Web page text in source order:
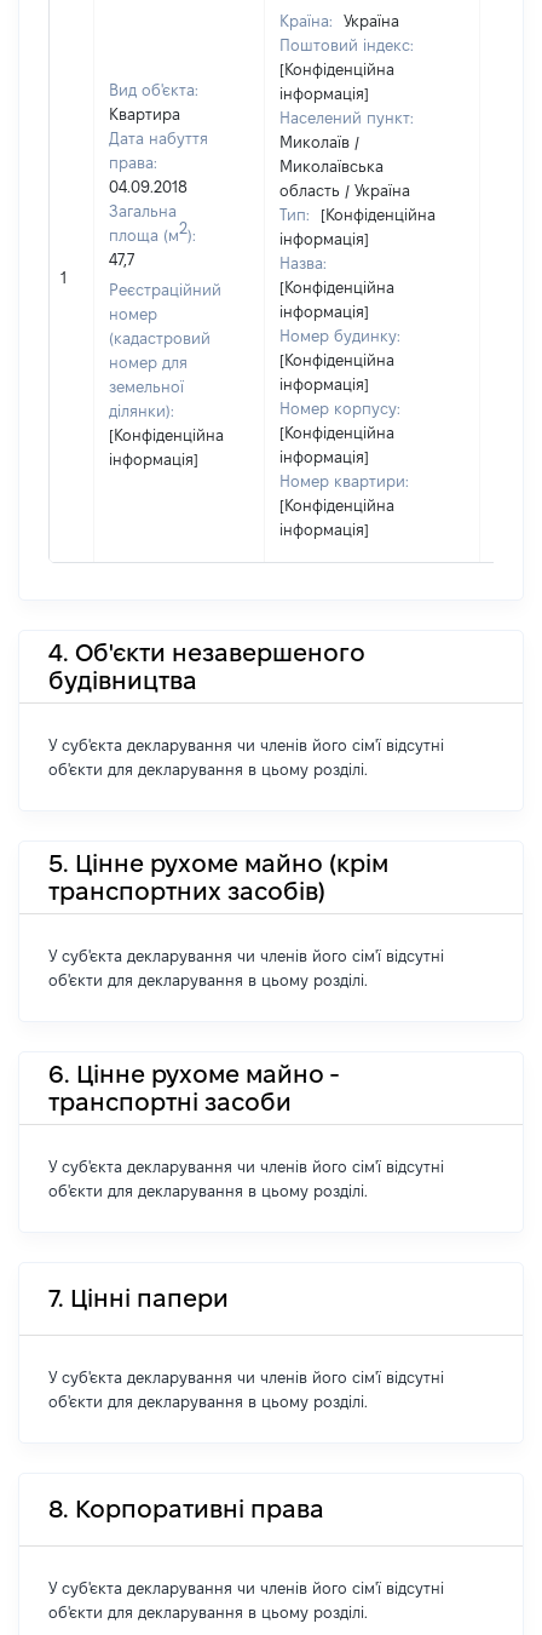
1
Вид об'єкта:
Квартира
Дата набуття
права:
04.09.2018
Загальна
площа (м2):
47,7
Реєстраційний
номер
(кадастровий
номер для
земельної
ділянки):
[Конфіденційна
інформація]
Країна:
Україна
Поштовий індекс:
[Конфіденційна
інформація]
Населений пункт:
Миколаїв /
Миколаївська
область / Україна
Тип:
[Конфіденційна
інформація]
Назва:
[Конфіденційна
інформація]
Номер будинку:
[Конфіденційна
інформація]
Номер корпусу:
[Конфіденційна
інформація]
Номер квартири:
[Конфіденційна
інформація]
4. Об'єкти незавершеного
будівництва
У суб'єкта декларування чи членів його сім'ї відсутні
об'єкти для декларування в цьому розділі.
5. Цінне рухоме майно (крім
транспортних засобів)
У суб'єкта декларування чи членів його сім'ї відсутні
об'єкти для декларування в цьому розділі.
6. Цінне рухоме майно -
транспортні засоби
У суб'єкта декларування чи членів його сім'ї відсутні
об'єкти для декларування в цьому розділі.
7. Цінні папери
У суб'єкта декларування чи членів його сім'ї відсутні
об'єкти для декларування в цьому розділі.
8. Корпоративні права
У суб'єкта декларування чи членів його сім'ї відсутні
об'єкти для декларування в цьому розділі.